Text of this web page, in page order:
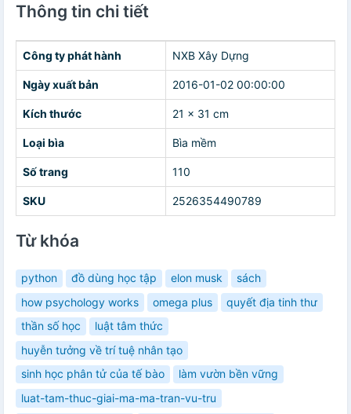
Thông tin chi tiết
Công ty phát hành NXB Xây Dựng
Ngày xuất bản 2016-01-02 00:00:00
Kích thước 21 x 31 cm
Loại bìa Bìa mềm
Số trang 110
SKU 2526354490789
Từ khóa
python đồ dùng học tập elon musk
sách
how psychology works
omega plus
quyết địa tinh thư
thần số học
luật tâm thức
huyễn tưởng về trí tuệ nhân tạo
sinh học phân tử của tế bào
làm vườn bền vững
luat-tam-thuc-giai-ma-ma-tran-vu-tru